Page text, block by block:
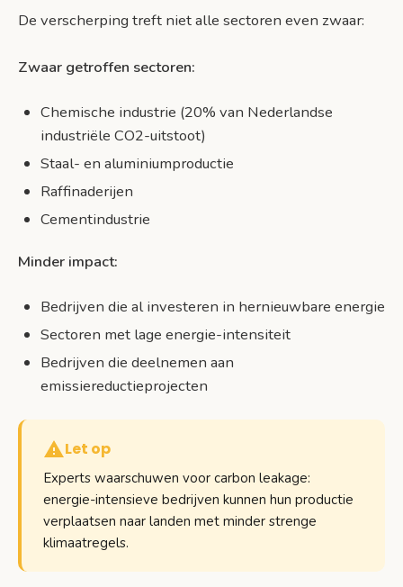
De verscherping treft niet alle sectoren even zwaar:
Zwaar getroffen sectoren:
Chemische industrie (20% van Nederlandse
industriële CO2-uitstoot)
Staal- en aluminiumproductie
Raffinaderijen
Cementindustrie
Minder impact:
Bedrijven die al investeren in hernieuwbare energie
Sectoren met lage energie-intensiteit
Bedrijven die deelnemen aan
emissiereductieprojecten
Let op
Experts waarschuwen voor carbon leakage:
energie-intensieve bedrijven kunnen hun productie
verplaatsen naar landen met minder strenge
klimaatregels.